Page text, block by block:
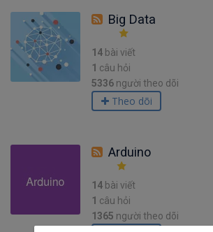
Big Data
14 bài viết
1 câu hỏi
5336 người theo dõi
Theo dõi
Arduino
14 bài viết
1 câu hỏi
1365 người theo dõi